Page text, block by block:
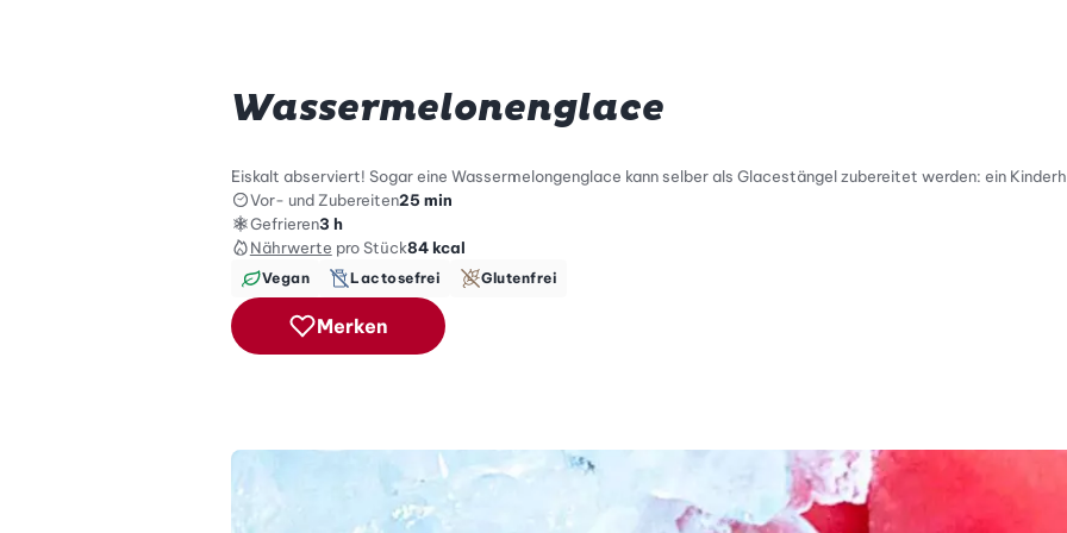
Wassermelonenglace
Eiskalt abserviert! Sogar eine Wassermelongenglace kann selber als Glacestängel zubereitet werden: ein
Vor- und Zubereiten25 min
Gefrieren3 h
Nährwerte pro Stück84 kcal
Vegan Lactosefrei Glutenfrei
Merken